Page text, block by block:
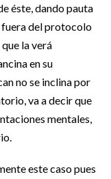
éste, dando pauta
del protocolo
la verá
en su
no se inclina por
va a decir que
mentales,
este caso pues